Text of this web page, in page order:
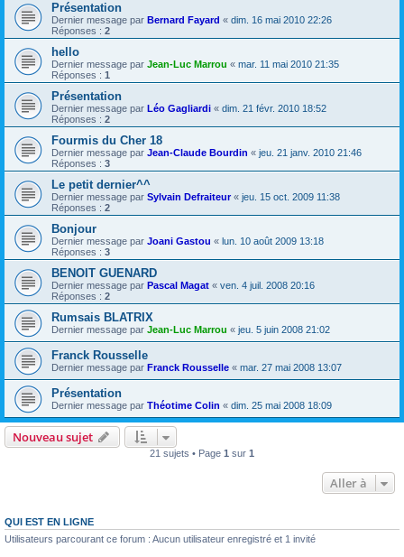
Présentation
Dernier message par Bernard Fayard « dim. 16 mai 2010 22:26
Réponses : 2
hello
Dernier message par Jean-Luc Marrou « mar. 11 mai 2010 21:35
Réponses : 1
Présentation
Dernier message par Léo Gagliardi « dim. 21 févr. 2010 18:52
Réponses : 2
Fourmis du Cher 18
Dernier message par Jean-Claude Bourdin « jeu. 21 janv. 2010 21:46
Réponses : 3
Le petit dernier^^
Dernier message par Sylvain Defraiteur« jeu. 15 oct. 2009 11:38
Réponses : 2
Bonjour
Dernier message par Joani Gastou « lun. 10 août 2009 13:18
Réponses : 3
BENOIT GUENARD
Dernier message par Pascal Magat « ven. 4 juil. 2008 20:16
Réponses : 2
Rumsais BLATRIX
Dernier message par Jean-Luc Marrou « jeu. 5 juin 2008 21:02
Franck Rousselle
Dernier message par Franck Rousselle « mar. 27 mai 2008 13:07
Présentation
Dernier message par Théotime Colin « dim. 25 mai 2008 18:09
Nouveau sujet
21 sujets • Page 1 sur 1
Aller à
QUI EST EN LIGNE
Utilisateurs parcourant ce forum : Aucun utilisateur enregistré et 1 invité